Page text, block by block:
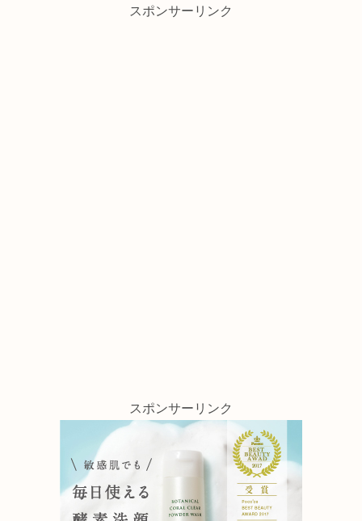
スポンサーリンク
スポンサーリンク